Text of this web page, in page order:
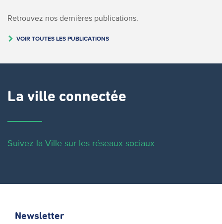
Retrouvez nos dernières publications.
VOIR TOUTES LES PUBLICATIONS
La ville connectée
Suivez la Ville sur les réseaux sociaux
Newsletter